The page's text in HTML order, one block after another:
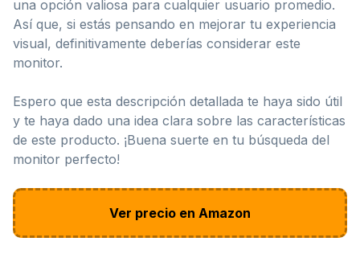
una opción valiosa para cualquier usuario promedio.
Así que, si estás pensando en mejorar tu experiencia
visual, definitivamente deberías considerar este
monitor.
Espero que esta descripción detallada te haya sido útil
y te haya dado una idea clara sobre las características
de este producto. ¡Buena suerte en tu búsqueda del
monitor perfecto!
Ver precio en Amazon